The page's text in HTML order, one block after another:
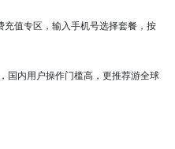
值专区，输入手机号选择套餐，按
国内用户操作门槛高，更推荐游全球